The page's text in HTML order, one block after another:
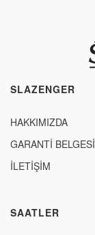
SLAZENGER
HAKKIMIZDA
GARANTİ BELGESİ
İLETİŞİM
SAATLER